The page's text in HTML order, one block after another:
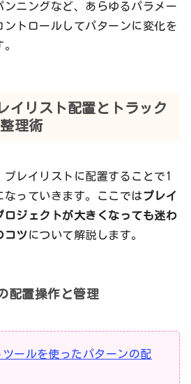
ンニングなど、あらゆるパラメー
ントロールしてパターンに変化を
イリスト配置とトラック
理術
レイリストに配置することで1
なっていきます。ここではプレイ
ロジェクトが大きくなっても迷わ
コツ について解説します。
配置操作と管理
ールを使ったパターンの配